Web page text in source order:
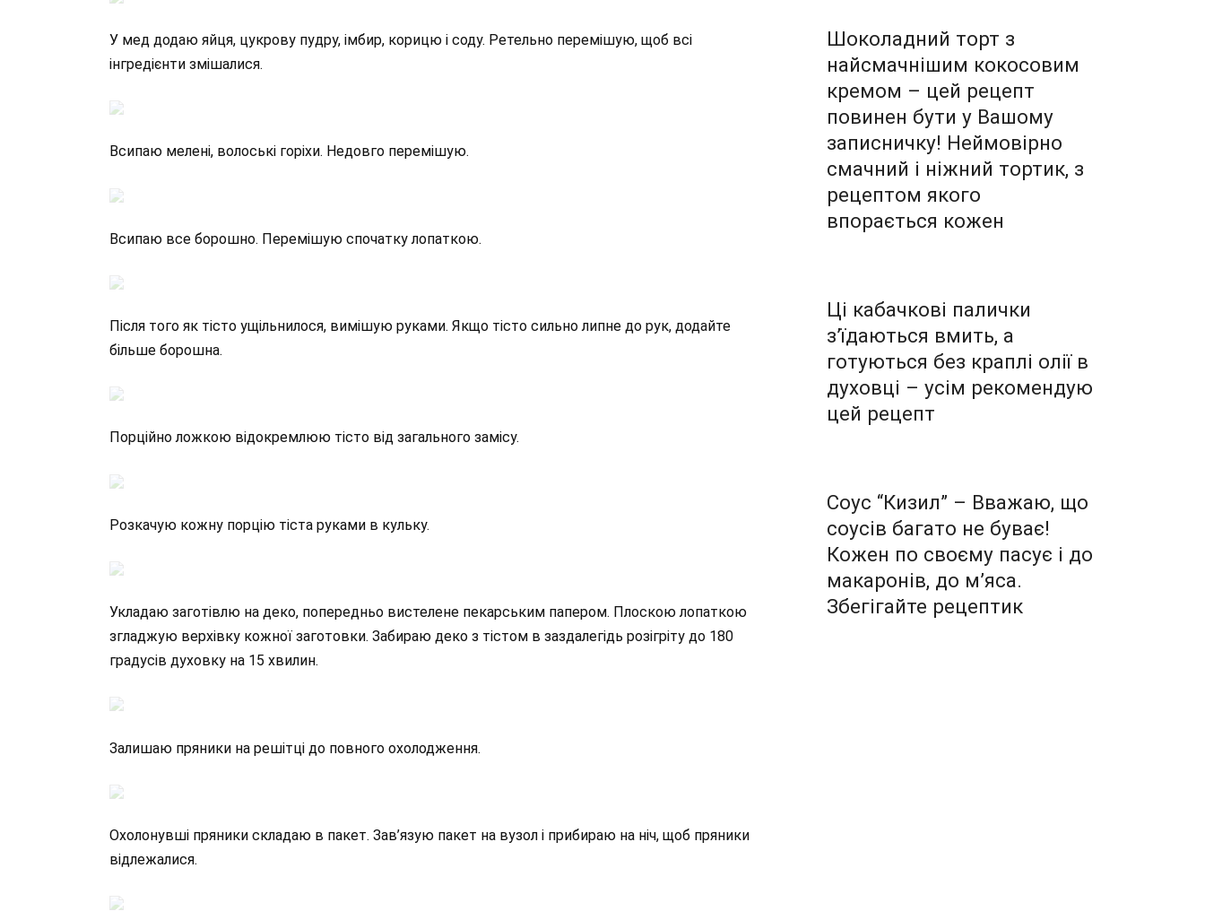
У мед додаю яйця, цукрову пудру, імбир, корицю і соду. Ретельно перемішую, щоб всі
інгредієнти змішалися.
Всипаю мелені, волоські горіхи. Недовго перемішую.
Всипаю все борошно. Перемішую спочатку лопаткою.
Після того як тісто ущільнилося, вимішую руками. Якщо тісто сильно липне до рук, додайте
більше борошна.
Порційно ложкою відокремлюю тісто від загального замісу.
Розкачую кожну порцію тіста руками в кульку.
Укладаю заготівлю на деко, попередньо вистелене пекарським папером. Плоскою лопаткою
згладжую верхівку кожної заготовки. Забираю деко з тістом в заздалегідь розігріту до 180
градусів духовку на 15 хвилин.
Залишаю пряники на решітці до повного охолодження.
Охолонувші пряники складаю в пакет. Зав’язую пакет на вузол і прибираю на ніч, щоб пряники
відлежалися.
Шоколадний торт з
найсмачнішим кокосовим
кремом – цей рецепт
повинен бути у Вашому
записничку! Неймовірно
смачний і ніжний тортик, з
рецептом якого
впорається кожен
Ці кабачкові палички
з’їдаються вмить, а
готуються без краплі олії в
духовці – усім рекомендую
цей рецепт
Соус “Кизил” – Вважаю, що
соусів багато не буває!
Кожен по своєму пасує і до
макаронів, до м’яса.
Збегігайте рецептик